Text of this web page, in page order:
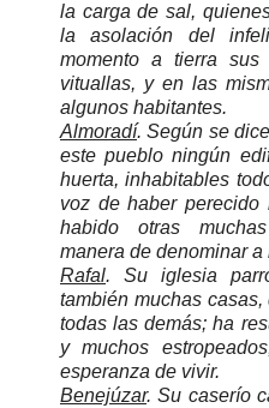
la carga de sal,
la asolación del
momento a tierra
vituallas, y en las
algunos habitantes.
Almoradí. Según se
este pueblo ningún
huerta, inhabitables
voz de haber
habido otras
manera de denominar a
Rafal. Su iglesia
también muchas
todas las demás; ha
y muchos
esperanza de vivir.
Benejúzar. Su caserío